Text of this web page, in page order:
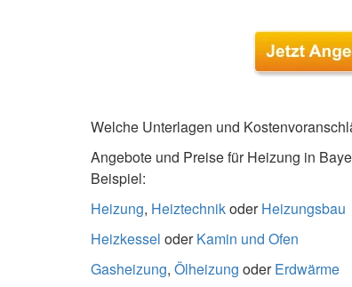
Welche Unterlagen und
Angebote und Preise für Heizung in
Beispiel:
Heizung, HeiztechnikoderHeizungsbau
Heizkessel oderKamin und Ofen
Gasheizung, Ölheizung oderErdwärme